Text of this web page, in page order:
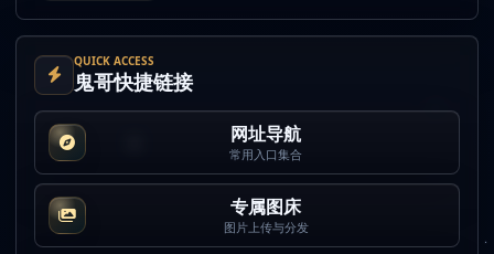
QUICK ACCESS
鬼哥快捷链接
网址导航
常用入口集合
专属图床
图片上传与分发